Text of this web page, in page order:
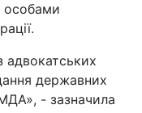
особами
державних
- зазначила